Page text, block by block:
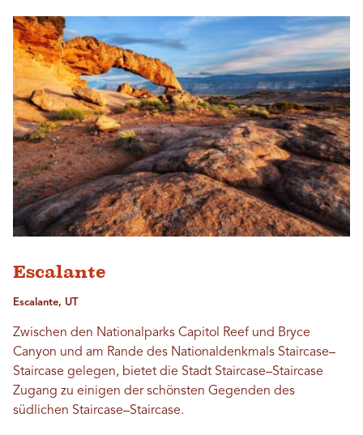
Escalante
Escalante, UT
Zwischen den Nationalparks Capitol Reef und Bryce
Canyon und am Rande des Nationaldenkmals Staircase–
Staircase gelegen, bietet die Stadt Staircase–Staircase
Zugang zu einigen der schönsten Gegenden des
südlichen Staircase–Staircase.